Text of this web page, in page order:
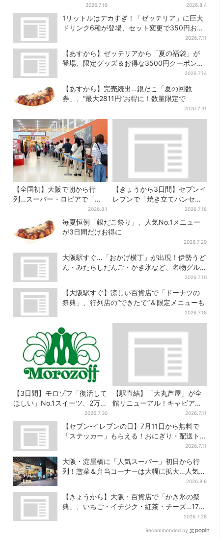
ーキワッパー「暑さ乗り切れ
そう」と話題に
2026.7.16
の「夏福袋」、実質無料でレ
アグッズが手に入る
2026.8.4
1リットルはデカすぎ！「ゼッテリア」に巨大
ドリンク6種が登場、セット変更で350円お得
2026.7.11
【あすから】ゼッテリアから「夏の福袋」が
登場、限定グッズ＆お得な3500円クーポン付
2026.7.14
【あすから】完売続出…銀だこ「夏の回数
券」、“最大2811円”お得に！数量限定で
2026.7.31
【全国初】大阪で朝から行
列…スーパー・ロピアで「ど
デカ抽選会」、開始30分で“1
等黒毛和牛”の当選も
2026.8.1
【きょうから3日間】セブンイ
レブンで「焼き立てパンセー
ル」、人気シリーズがお得
に…チョコクッキーも対象
2026.7.18
毎夏恒例「銀だこ祭り」、人気No.1メニュー
が3日間だけお得に
2026.7.29
大阪駅すぐ…「おかげ横丁」が出現！伊勢うど
ん・みたらしだんご・かき氷など、名物グル
2026.7.10
【大阪駅すぐ】涼しい百貨店で「ドーナツの
祭典」、行列店の“できたて”＆限定メニューも
2026.7.18
【3日間】モロゾフ「復活して
ほしい」No.1スイーツ、2万
3865票から選ばれた名作を限
定販売
2026.7.30
【駅直結】「大丸芦屋」が全
館リニューアル！キャビア・
トリュフ・紅茶…関西初グル
メ＆焼き菓子も
2026.7.11
【セブン‐イレブンの日】7月11日から無料で
「ステッカー」もらえる！おにぎり・配送ト
2026.7.11
大阪・淀屋橋に「人気スーパー」初日から行
列！惣菜＆弁当コーナーは大幅に拡大…人気商
2026.8.6
【きょうから】大阪・百貨店で「かき氷の祭
典」、いちご・イチジク・紅茶・チーズ…17店
2026.7.28
Recommended by